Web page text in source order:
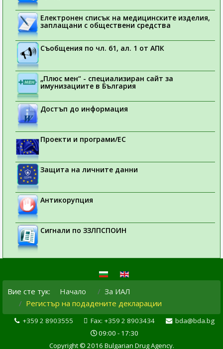
Електронен списък на медицинските изделия,
заплащани с обществени средства
Съобщения по чл. 61, ал. 1 от АПК
„Плюс мен“ - специализиран сайт за
имунизациите в България
Достъп до информация
Проекти и програми/ЕС
Защита на личните данни
Антикорупция
Сигнали по ЗЗЛПСПОИН
Вие сте тук: Начало
За ИАЛ
Регистър на подадените декларации
+359 2 8903555 Fax: +359 2 8903434
bda@bda.bg
09:00 - 17:30
Copyright © 2016 Bulgarian Drug Agency.